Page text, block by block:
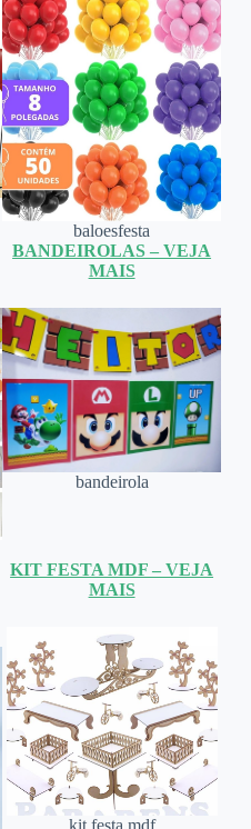
baloesfesta
BANDEIROLAS – VEJA
MAIS
bandeirola
KIT FESTA MDF – VEJA
MAIS
kit festa mdf